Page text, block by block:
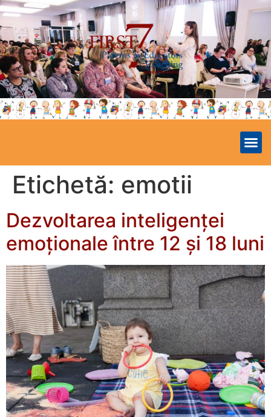
Etichetă: emotii
Dezvoltarea inteligenței
emoționale între 12 și 18 luni